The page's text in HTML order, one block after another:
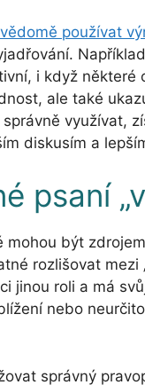
používat
i když
ale také
využívat,
diskusím a
psaní
být
rozlišovat mezi
jinou roli a má
nebo
správný